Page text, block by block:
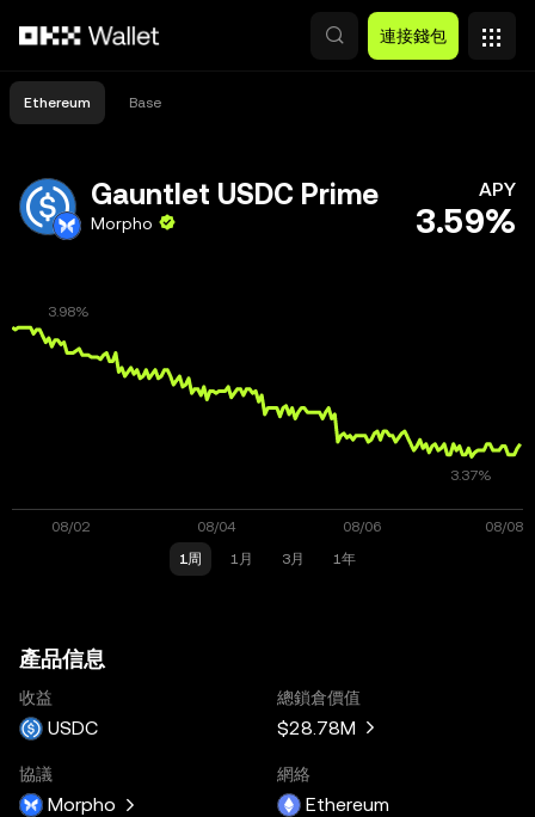
連接錢包
Ethereum Base
Gauntlet USDC Prime
Morpho
APY
3.59%
1周 1月 3月 1年
產品信息
收益
USDC
總鎖倉價值
$28.78M
協議
Morpho
網絡
Ethereum